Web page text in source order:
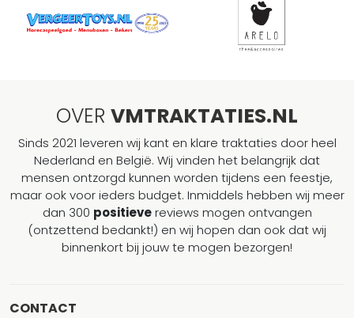
OVER VMTRAKTATIES.NL
Sinds 2021 leveren wij kant en klare traktaties door heel
Nederland en België. Wij vinden het belangrijk dat
mensen ontzorgd kunnen worden tijdens een feestje,
maar ook voor ieders budget. Inmiddels hebben wij meer
dan 300 positievereviews mogen ontvangen
(ontzettend bedankt!) en wij hopen dan ook dat wij
binnenkort bij jouw te mogen bezorgen!
CONTACT